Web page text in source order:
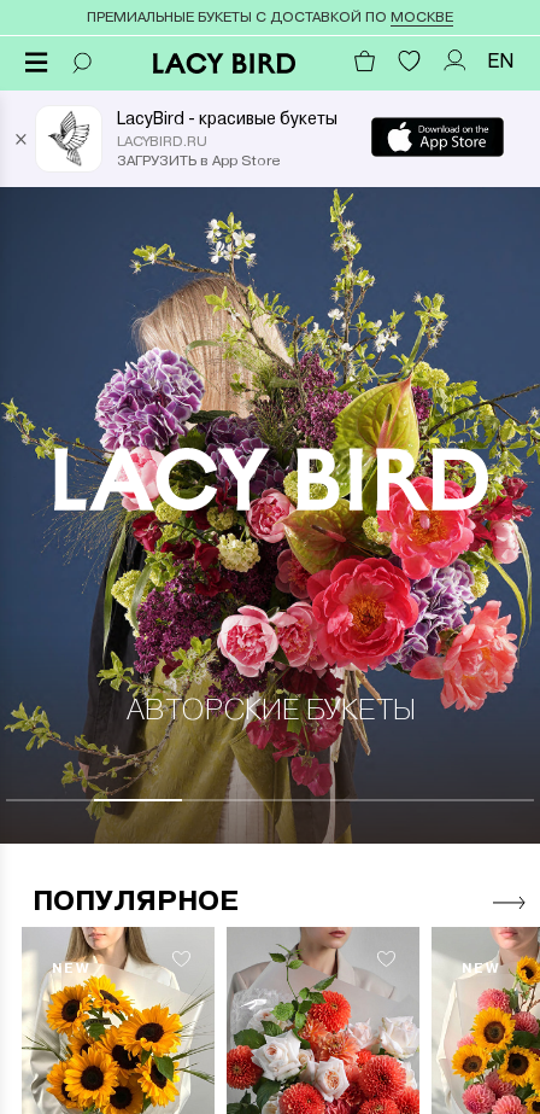
ПРЕМИАЛЬНЫЕ БУКЕТЫ С ДОСТАВКОЙ ПО МОСКВЕ
EN
×
LacyBird - красивые букеты
LACYBIRD.RU
ЗАГРУЗИТЬ в App Store
АВТОРСКИЕ БУКЕТЫ
ПОПУЛЯРНОЕ
NEW NEW